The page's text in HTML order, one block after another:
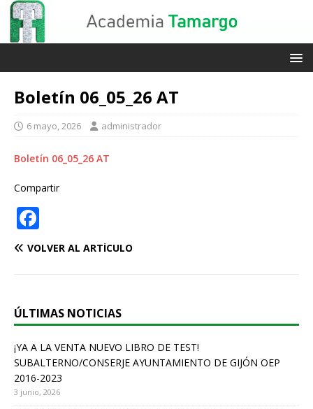
Boletín 06_05_26 AT
6 mayo, 2026 administrador
Boletín 06_05_26 AT
Compartir
a
b
o
o
k
VOLVER AL ARTÍCULO
ÚLTIMAS NOTICIAS
¡YA A LA VENTA NUEVO LIBRO DE TEST!
SUBALTERNO/CONSERJE AYUNTAMIENTO DE GIJÓN OEP
2016-2023
3 junio, 2026